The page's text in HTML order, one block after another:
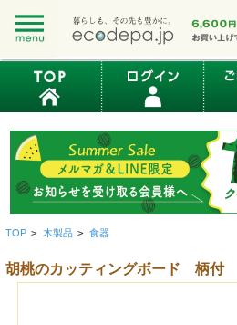
TOP > 木製品 > 食器
胡桃のカッティングボード 柄付